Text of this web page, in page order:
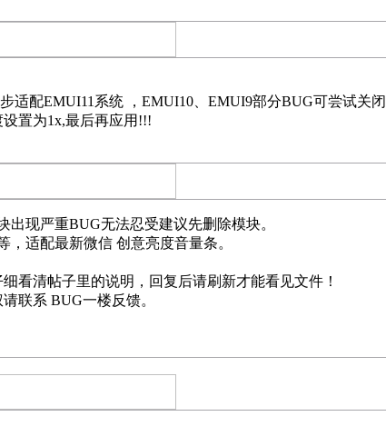
适配EMUI11系统 ，EMUI10、EMUI9部分BUG可尝试关
置为1x,最后再应用!!!
出现严重BUG无法忍受建议先删除模块。
，适配最新微信 创意亮度音量条。
看清帖子里的说明，回复后请刷新才能看见文件！
联系 BUG一楼反馈。